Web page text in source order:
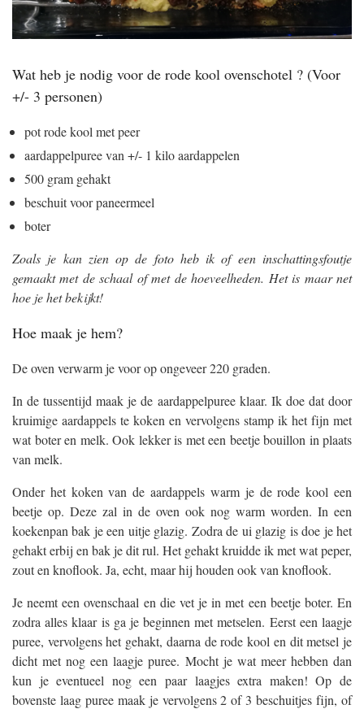
Wat heb je nodig voor de rode kool ovenschotel ? (Voor
+/- 3 personen)
pot rode kool met peer
aardappelpuree van +/- 1 kilo aardappelen
500 gram gehakt
beschuit voor paneermeel
boter
Zoals je kan zien op de foto heb ik of een inschattingsfoutje
gemaakt met de schaal of met de hoeveelheden. Het is maar net
hoe je het bekijkt!
Hoe maak je hem?
De oven verwarm je voor op ongeveer 220 graden.
In de tussentijd maak je de aardappelpuree klaar. Ik doe dat door
kruimige aardappels te koken en vervolgens stamp ik het fijn met
wat boter en melk. Ook lekker is met een beetje bouillon in plaats
van melk.
Onder het koken van de aardappels warm je de rode kool een
beetje op. Deze zal in de oven ook nog warm worden. In een
koekenpan bak je een uitje glazig. Zodra de ui glazig is doe je het
gehakt erbij en bak je dit rul. Het gehakt kruidde ik met wat peper,
zout en knoflook. Ja, echt, maar hij houden ook van knoflook.
Je neemt een ovenschaal en die vet je in met een beetje boter. En
zodra alles klaar is ga je beginnen met metselen. Eerst een laagje
puree, vervolgens het gehakt, daarna de rode kool en dit metsel je
dicht met nog een laagje puree. Mocht je wat meer hebben dan
kun je eventueel nog een paar laagjes extra maken! Op de
bovenste laag puree maak je vervolgens 2 of 3 beschuitjes fijn, of